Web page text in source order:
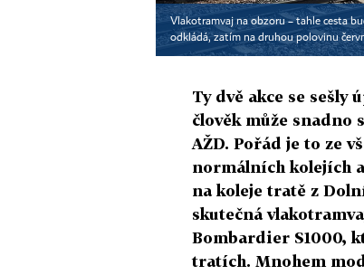
Vlakotramvaj na obzoru – tahle cesta
odkládá, zatím na druhou polovinu
Ty dvě akce se
člověk může
AŽD. Pořád je to ze
normálních kolejích
na koleje tratě z
skutečná
Bombardier S1000,
tratích. Mnohem